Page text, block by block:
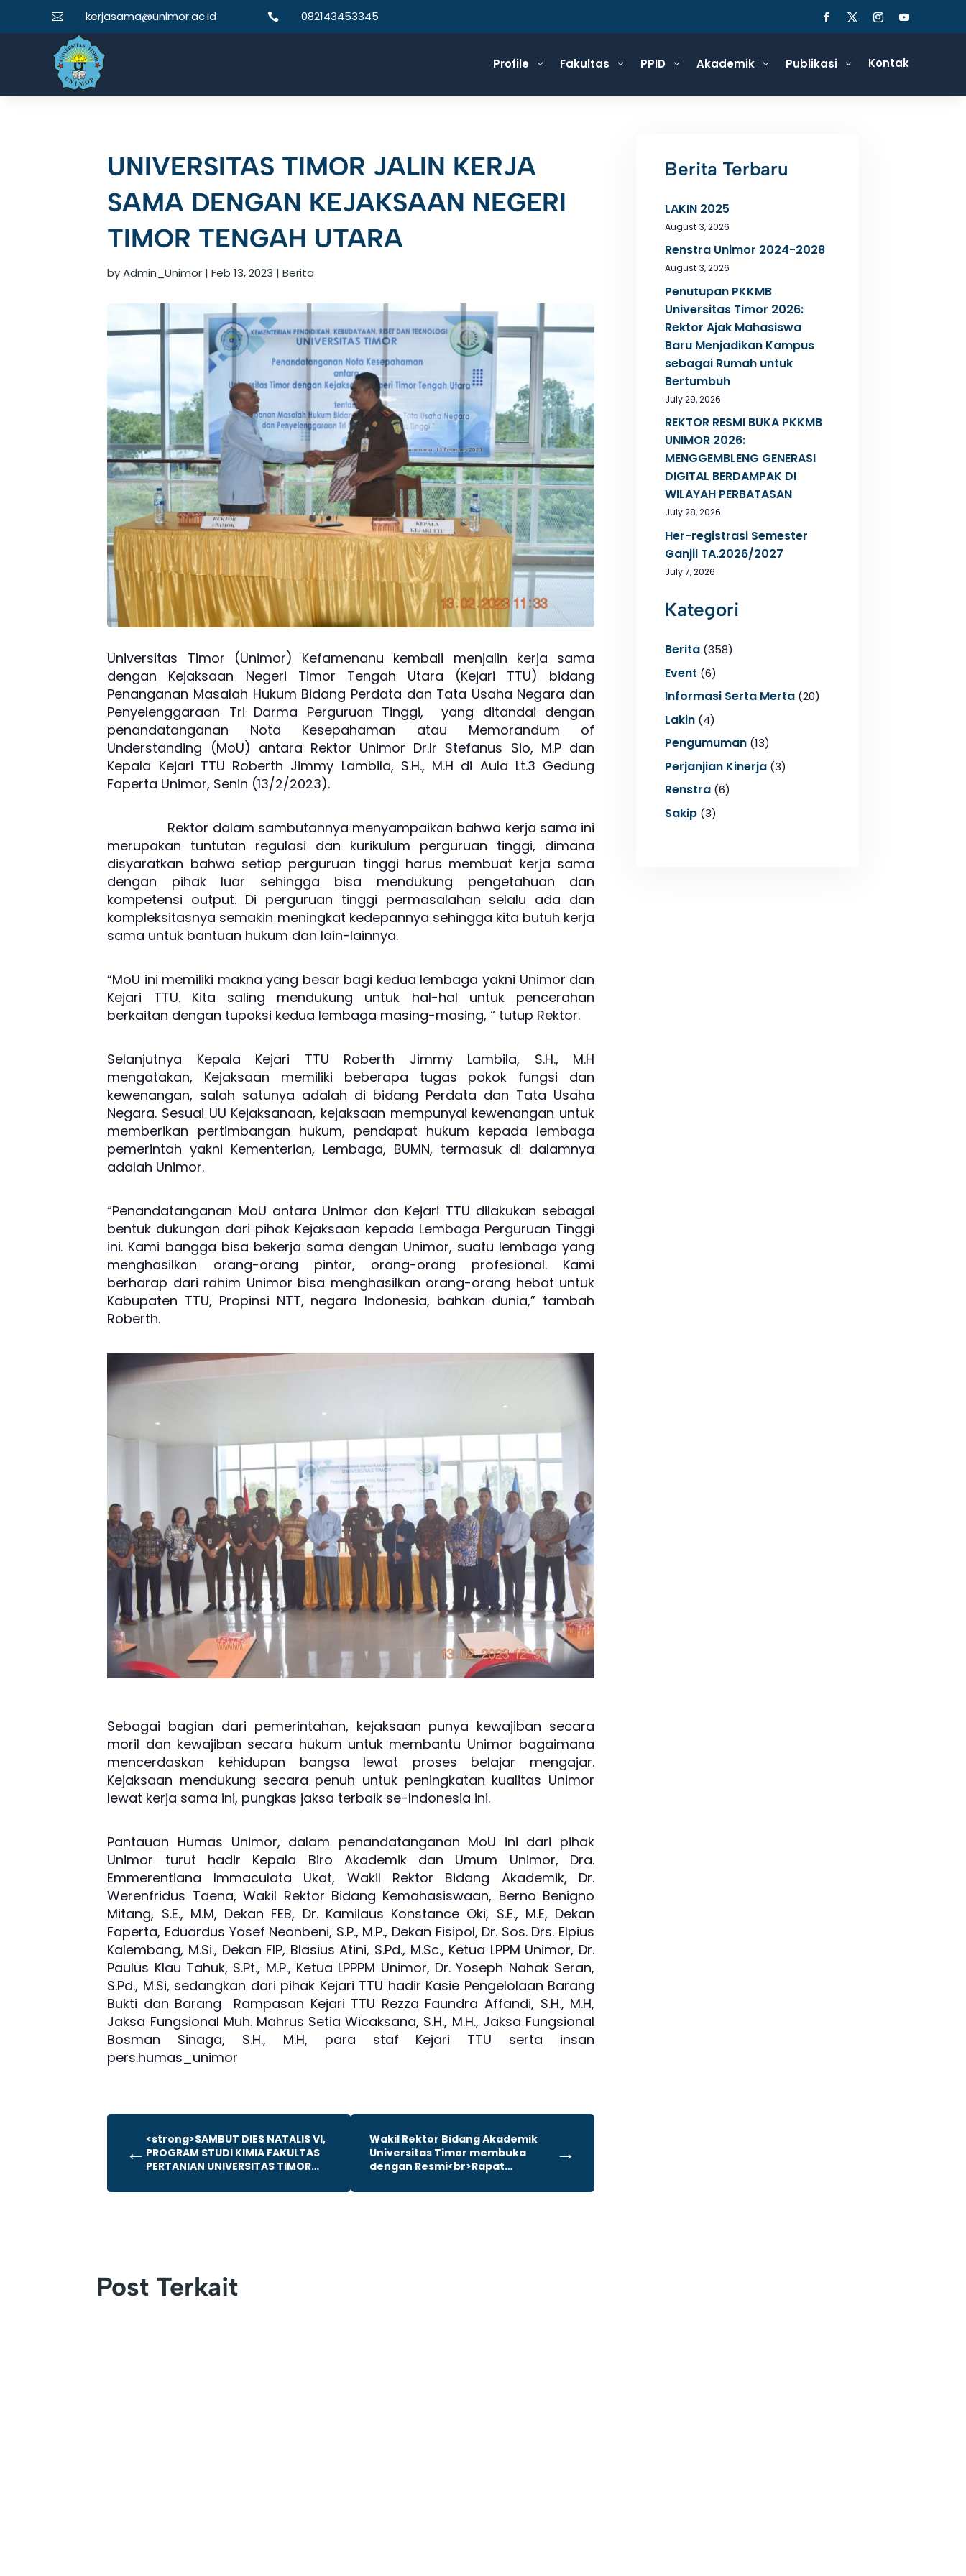
 kerjasama@unimor.ac.id  082143453345
Profile 3 Fakultas 3 PPID 3 Akademik 3 Publikasi 3 Kontak
UNIVERSITAS TIMOR JALIN KERJA
SAMA DENGAN KEJAKSAAN NEGERI
TIMOR TENGAH UTARA
byAdmin_Unimor |Feb 13, 2023 |Berita
Universitas Timor (Unimor) Kefamenanu kembali menjalin kerja sama
dengan Kejaksaan Negeri Timor Tengah Utara (Kejari TTU) bidang
Penanganan Masalah Hukum Bidang Perdata dan Tata Usaha Negara dan
Penyelenggaraan Tri Darma Perguruan Tinggi, yang ditandai dengan
penandatanganan Nota Kesepahaman atau Memorandum of
Understanding (MoU) antara Rektor Unimor Dr.Ir Stefanus Sio, M.P dan
Kepala Kejari TTU Roberth Jimmy Lambila, S.H., M.H di Aula Lt.3 Gedung
Faperta Unimor, Senin (13/2/2023).
Rektor dalam sambutannya menyampaikan bahwa kerja sama ini
merupakan tuntutan regulasi dan kurikulum perguruan tinggi, dimana
disyaratkan bahwa setiap perguruan tinggi harus membuat kerja sama
dengan pihak luar sehingga bisa mendukung pengetahuan dan
kompetensi output. Di perguruan tinggi permasalahan selalu ada dan
kompleksitasnya semakin meningkat kedepannya sehingga kita butuh kerja
sama untuk bantuan hukum dan lain-lainnya.
“MoU ini memiliki makna yang besar bagi kedua lembaga yakni Unimor dan
Kejari TTU. Kita saling mendukung untuk hal-hal untuk pencerahan
berkaitan dengan tupoksi kedua lembaga masing-masing, “ tutup Rektor.
Selanjutnya Kepala Kejari TTU Roberth Jimmy Lambila, S.H., M.H
mengatakan, Kejaksaan memiliki beberapa tugas pokok fungsi dan
kewenangan, salah satunya adalah di bidang Perdata dan Tata Usaha
Negara. Sesuai UU Kejaksanaan, kejaksaan mempunyai kewenangan untuk
memberikan pertimbangan hukum, pendapat hukum kepada lembaga
pemerintah yakni Kementerian, Lembaga, BUMN, termasuk di dalamnya
adalah Unimor.
“Penandatanganan MoU antara Unimor dan Kejari TTU dilakukan sebagai
bentuk dukungan dari pihak Kejaksaan kepada Lembaga Perguruan Tinggi
ini. Kami bangga bisa bekerja sama dengan Unimor, suatu lembaga yang
menghasilkan orang-orang pintar, orang-orang profesional. Kami
berharap dari rahim Unimor bisa menghasilkan orang-orang hebat untuk
Kabupaten TTU, Propinsi NTT, negara Indonesia, bahkan dunia,” tambah
Roberth.
Sebagai bagian dari pemerintahan, kejaksaan punya kewajiban secara
moril dan kewajiban secara hukum untuk membantu Unimor bagaimana
mencerdaskan kehidupan bangsa lewat proses belajar mengajar.
Kejaksaan mendukung secara penuh untuk peningkatan kualitas Unimor
lewat kerja sama ini, pungkas jaksa terbaik se-Indonesia ini.
Pantauan Humas Unimor, dalam penandatanganan MoU ini dari pihak
Unimor turut hadir Kepala Biro Akademik dan Umum Unimor, Dra.
Emmerentiana Immaculata Ukat, Wakil Rektor Bidang Akademik, Dr.
Werenfridus Taena, Wakil Rektor Bidang Kemahasiswaan, Berno Benigno
Mitang, S.E., M.M, Dekan FEB, Dr. Kamilaus Konstance Oki, S.E., M.E, Dekan
Faperta, Eduardus Yosef Neonbeni, S.P., M.P., Dekan Fisipol, Dr. Sos. Drs. Elpius
Kalembang, M.Si., Dekan FIP, Blasius Atini, S.Pd., M.Sc., Ketua LPPM Unimor, Dr.
Paulus Klau Tahuk, S.Pt., M.P., Ketua LPPPM Unimor, Dr. Yoseph Nahak Seran,
S.Pd., M.Si, sedangkan dari pihak Kejari TTU hadir Kasie Pengelolaan Barang
Bukti dan Barang Rampasan Kejari TTU Rezza Faundra Affandi, S.H., M.H,
Jaksa Fungsional Muh. Mahrus Setia Wicaksana, S.H., M.H., Jaksa Fungsional
Bosman Sinaga, S.H., M.H, para staf Kejari TTU serta insan
pers.humas_unimor
← <strong>SAMBUT DIES NATALIS VI,
PROGRAM STUDI KIMIA FAKULTAS
PERTANIAN UNIVERSITAS TIMOR
CERMAT KIMIA ANTAR SMA SE-
Wakil Rektor Bidang Akademik
Universitas Timor membuka
dengan Resmi<br>Rapat
Pembangunan Jangka Panjang
→
Berita Terbaru
LAKIN 2025
August 3, 2026
Renstra Unimor 2024-2028
August 3, 2026
Penutupan PKKMB
Universitas Timor 2026:
Rektor Ajak Mahasiswa
Baru Menjadikan Kampus
sebagai Rumah untuk
Bertumbuh
July 29, 2026
REKTOR RESMI BUKA PKKMB
UNIMOR 2026:
MENGGEMBLENG GENERASI
DIGITAL BERDAMPAK DI
WILAYAH PERBATASAN
July 28, 2026
Her-registrasi Semester
Ganjil TA.2026/2027
July 7, 2026
Kategori
Berita(358)
Event (6)
Informasi Serta Merta(20)
Lakin(4)
Pengumuman(13)
Perjanjian Kinerja(3)
Renstra(6)
Sakip(3)
Post Terkait